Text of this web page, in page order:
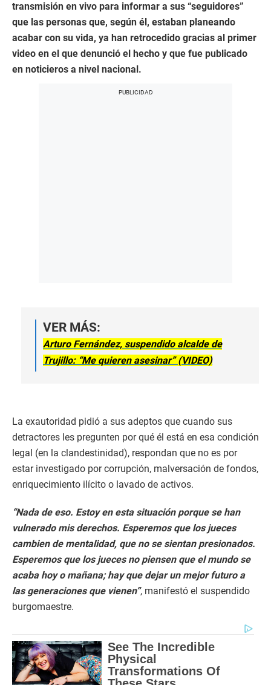
transmisión en vivo para informar a sus “seguidores”
que las personas que, según él, estaban planeando
acabar con su vida, ya han retrocedido gracias al primer
video en el que denunció el hecho y que fue publicado
en noticieros a nivel nacional.
VER MÁS:
Arturo Fernández, suspendido alcalde de
Trujillo: “Me quieren asesinar” (VIDEO)
La exautoridad pidió a sus adeptos que cuando sus
detractores les pregunten por qué él está en esa condición
legal (en la clandestinidad), respondan que no es por
estar investigado por corrupción, malversación de fondos,
enriquecimiento ilícito o lavado de activos.
“Nada de eso. Estoy en esta situación porque se han
vulnerado mis derechos. Esperemos que los jueces
cambien de mentalidad, que no se sientan presionados.
Esperemos que los jueces no piensen que el mundo se
acaba hoy o mañana; hay que dejar un mejor futuro a
las generaciones que vienen”, manifestó el suspendido
burgomaestre.